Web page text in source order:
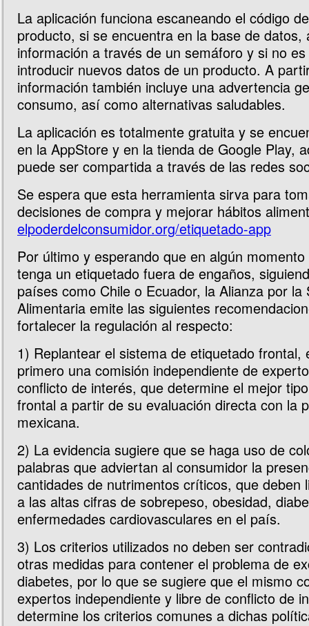
La aplicación funciona escaneando el código
producto, si se encuentra en la base de datos,
información a través de un semáforo y si no
introducir nuevos datos de un producto. A
información también incluye una advertencia
consumo, así como alternativas saludables.
La aplicación es totalmente gratuita y se
en la AppStore y en la tienda de Google Play,
puede ser compartida a través de las redes
Se espera que esta herramienta sirva para
decisiones de compra y mejorar hábitos
elpoderdelconsumidor.org/etiquetado-app
Por último y esperando que en algún
tenga un etiquetado fuera de engaños,
países como Chile o Ecuador, la Alianza por la
Alimentaria emite las siguientes
fortalecer la regulación al respecto:
1) Replantear el sistema de etiquetado frontal,
primero una comisión independiente de
conflicto de interés, que determine el mejor
frontal a partir de su evaluación directa con la
mexicana.
2) La evidencia sugiere que se haga uso de
palabras que adviertan al consumidor la
cantidades de nutrimentos críticos, que deben
a las altas cifras de sobrepeso, obesidad,
enfermedades cardiovasculares en el país.
3) Los criterios utilizados no deben ser
otras medidas para contener el problema de
diabetes, por lo que se sugiere que el mismo
expertos independiente y libre de conflicto de
determine los criterios comunes a dichas